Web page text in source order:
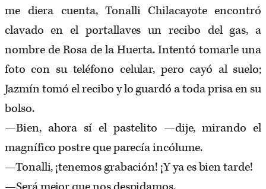
me diera cuenta, Tonalli Chilacayote encontró
clavado en el portallaves un recibo del gas, a
nombre de Rosa de la Huerta. Intentó tomarle una
foto con su teléfono celular, pero cayó al suelo;
Jazmín tomó el recibo y lo guardó a toda prisa en su
bolso.
—Bien, ahora sí el pastelito —dije, mirando el
magnífico postre que parecía incólume.
—Tonalli, ¡tenemos grabación! ¡Y ya es bien tarde!